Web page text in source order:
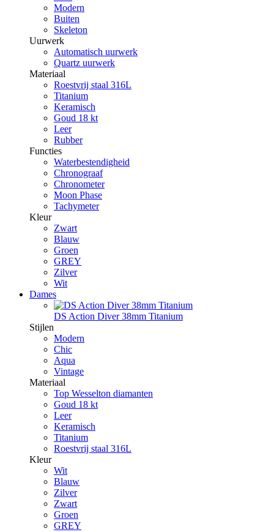
Modern
Buiten
Skeleton
Uurwerk
Automatisch uurwerk
Quartz uurwerk
Materiaal
Roestvrij staal 316L
Titanium
Keramisch
Goud 18 kt
Leer
Rubber
Functies
Waterbestendigheid
Chronograaf
Chronometer
Moon Phase
Tachymeter
Kleur
Zwart
Blauw
Groen
GREY
Zilver
Wit
Dames
DS Action Diver 38mm Titanium
Stijlen
Modern
Chic
Aqua
Vintage
Materiaal
Top Wesselton diamanten
Goud 18 kt
Leer
Keramisch
Titanium
Roestvrij staal 316L
Kleur
Wit
Blauw
Zilver
Zwart
Groen
GREY